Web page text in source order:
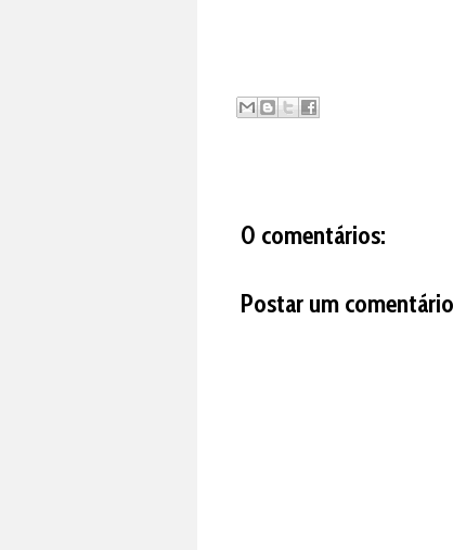
0 comentários:
Postar um comentário